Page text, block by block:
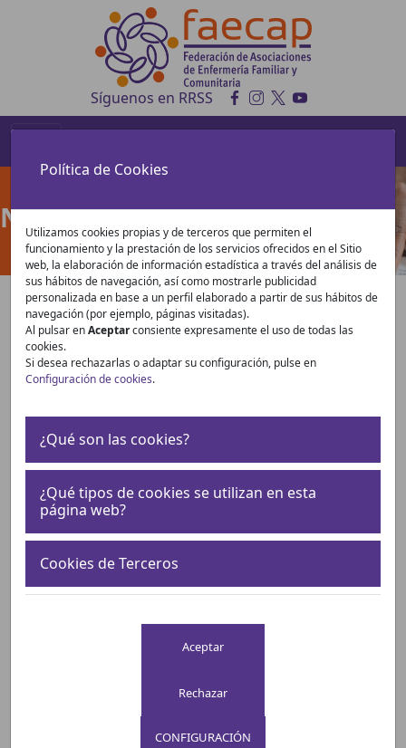
Síguenos en RRSS
Noticias
ALESCE presenta un manifiesto para
especialidades enfermeras
Política de Cookies
Utilizamos cookies propias y de terceros que permiten el
funcionamiento y la prestación de los servicios ofrecidos en el Sitio
web, la elaboración de información estadística a través del análisis de
sus hábitos de navegación, así como mostrarle publicidad
personalizada en base a un perfil elaborado a partir de sus hábitos de
navegación (por ejemplo, páginas visitadas).
Al pulsar enAceptarconsiente expresamente el uso de todas las
cookies.
Si desea rechazarlas o adaptar su configuración, pulse en
Configuración de cookies.
¿Qué son las cookies?
¿Qué tipos de cookies se utilizan en esta
página web?
Cookies de Terceros
CONFIGURACIÓN